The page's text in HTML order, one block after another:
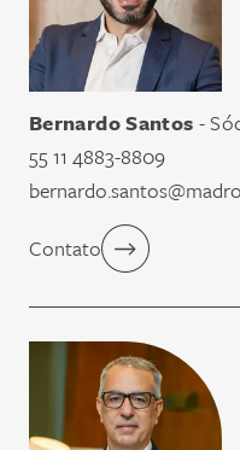
Bernardo Santos -
55 11 4883-8809
Contato